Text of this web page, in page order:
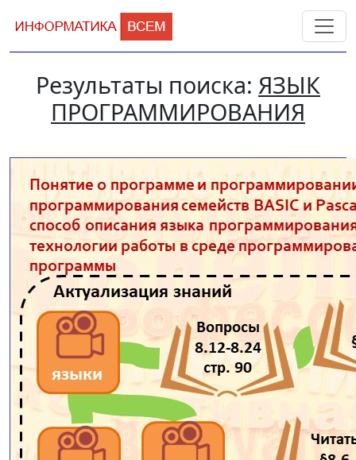
Результаты поиска: ЯЗЫК
ПРОГРАММИРОВАНИЯ